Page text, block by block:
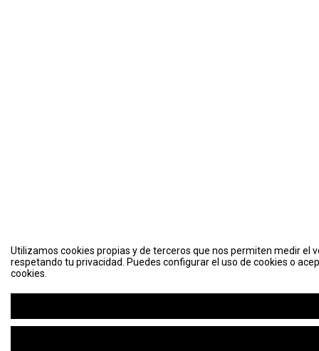
Utilizamos cookies propias y de terceros que nos permiten medir el
respetando tu privacidad. Puedes configurar el uso de cookies o
cookies.